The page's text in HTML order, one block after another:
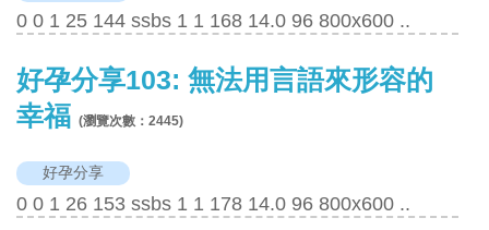
0 0 1 25 144 ssbs 1 1 168 14.0 96 800x600 ..
好孕分享103: 無法用言語來形容的
幸福 (瀏覽次數：2445)
好孕分享
0 0 1 26 153 ssbs 1 1 178 14.0 96 800x600 ..